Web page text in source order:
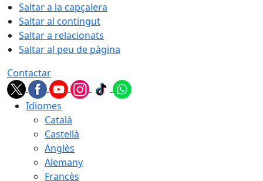
Saltar a la capçalera
Saltar al contingut
Saltar a relacionats
Saltar al peu de pàgina
Contactar
Idiomes
Català
Castellà
Anglès
Alemany
Francès